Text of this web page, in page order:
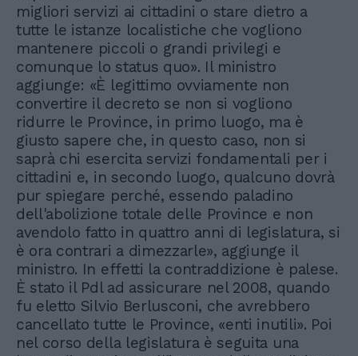
migliori servizi ai cittadini o stare dietro a
tutte le istanze localistiche che vogliono
mantenere piccoli o grandi privilegi e
comunque lo status quo». Il ministro
aggiunge: «È legittimo ovviamente non
convertire il decreto se non si vogliono
ridurre le Province, in primo luogo, ma è
giusto sapere che, in questo caso, non si
saprà chi esercita servizi fondamentali per i
cittadini e, in secondo luogo, qualcuno dovrà
pur spiegare perché, essendo paladino
dell'abolizione totale delle Province e non
avendolo fatto in quattro anni di legislatura, si
è ora contrari a dimezzarle», aggiunge il
ministro. In effetti la contraddizione è palese.
È stato il Pdl ad assicurare nel 2008, quando
fu eletto Silvio Berlusconi, che avrebbero
cancellato tutte le Province, «enti inutili». Poi
nel corso della legislatura è seguita una